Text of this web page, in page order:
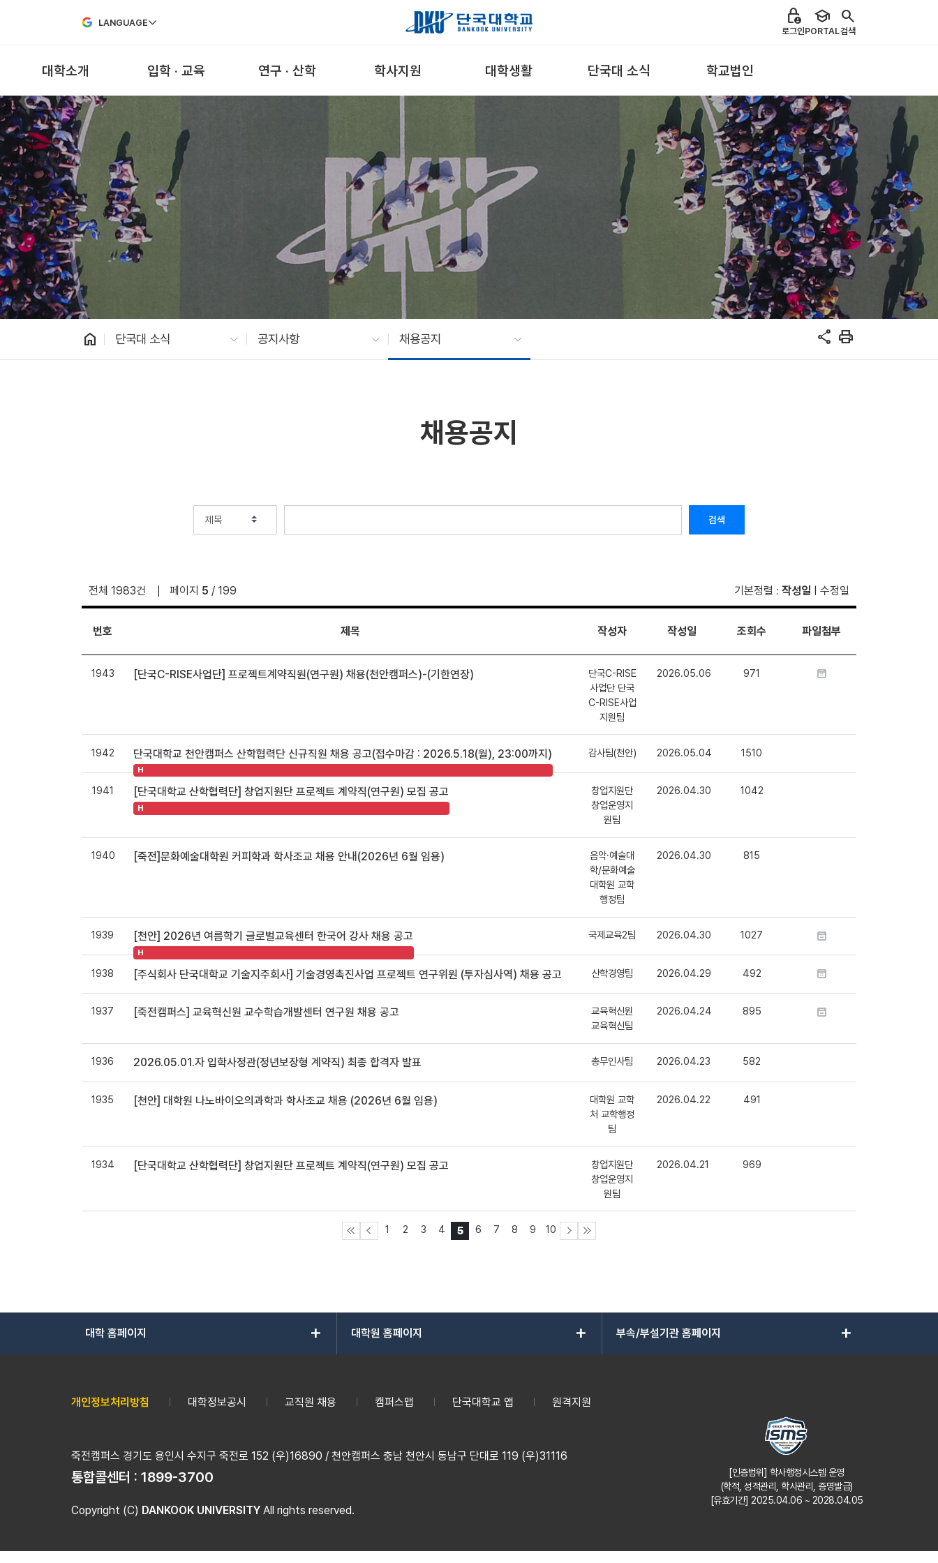
LANGUAGE lock_person
로그인
school
PORTAL
search
검색
대학소개 입학 · 교육 연구 · 산학 학사지원 대학생활 단국대 소식 학교법인
home 단국대 소식 공지사항 채용공지 share print
채용공지
검색
전체 1983건 페이지 5 / 199 기본정렬 : 작성일 수정일
번호 제목 작성자 작성일 조회수 파일첨부
1943 [단국C-RISE사업단] 프로젝트계약직원(연구원) 채용(천안캠퍼스)-(기한연장)
단국C-RISE
사업단 단국
C-RISE사업
지원팀
2026.05.06 971
1942 단국대학교 천안캠퍼스 산학협력단 신규직원 채용 공고(접수마감 : 2026.5.18(월), 23:00까지)
H
감사팀(천안) 2026.05.04 1510
1941 [단국대학교 산학협력단] 창업지원단 프로젝트 계약직(연구원) 모집 공고
H
창업지원단
창업운영지
원팀
2026.04.30 1042
1940 [죽전]문화예술대학원 커피학과 학사조교 채용 안내(2026년 6월 임용)
음악·예술대
학/문화예술
대학원 교학
행정팀
2026.04.30 815
1939 [천안] 2026년 여름학기 글로벌교육센터 한국어 강사 채용 공고
H
국제교육2팀 2026.04.30 1027
1938 [주식회사 단국대학교 기술지주회사] 기술경영촉진사업 프로젝트 연구위원 (투자심사역) 채용 공고 산학경영팀 2026.04.29 492
1937 [죽전캠퍼스] 교육혁신원 교수학습개발센터 연구원 채용 공고
교육혁신원
교육혁신팀
2026.04.24 895
1936 2026.05.01.자 입학사정관(정년보장형 계약직) 최종 합격자 발표 총무인사팀 2026.04.23 582
1935 [천안] 대학원 나노바이오의과학과 학사조교 채용 (2026년 6월 임용)
대학원 교학
처 교학행정
팀
2026.04.22 491
1934 [단국대학교 산학협력단] 창업지원단 프로젝트 계약직(연구원) 모집 공고
창업지원단
창업운영지
원팀
2026.04.21 969
1 2 3 4 5 6 7 8 9 10
대학 홈페이지 add 대학원 홈페이지 add 부속/부설기관 홈페이지 add
개인정보처리방침 대학정보공시 교직원 채용 캠퍼스맵 단국대학교 앱 원격지원
죽전캠퍼스 경기도 용인시 수지구 죽전로 152 (우)16890 / 천안캠퍼스 충남 천안시 동남구 단대로 119 (우)31116
통합콜센터 : 1899-3700
Copyright (C) DANKOOK UNIVERSITY All rights reserved.
[인증범위] 학사행정시스템 운영
(학적, 성적관리, 학사관리, 증명발급)
[유효기간] 2025.04.06 ~ 2028.04.05